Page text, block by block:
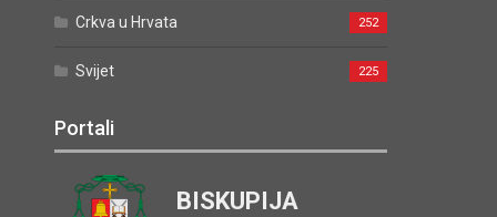
Crkva u Hrvata 252
Svijet 225
Portali
BISKUPIJA